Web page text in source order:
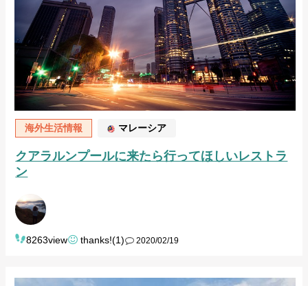
海外生活情報 マレーシア
クアラルンプールに来たら行ってほしいレストラ
ン
8263view thanks!(1) 2020/02/19